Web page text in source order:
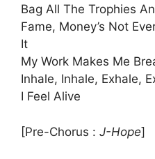
Bag All The Trophies
Fame, Money’s Not
It
My Work Makes Me
Inhale, Inhale, Exhale,
I Feel Alive
[Pre-Chorus : ​J-Hope]